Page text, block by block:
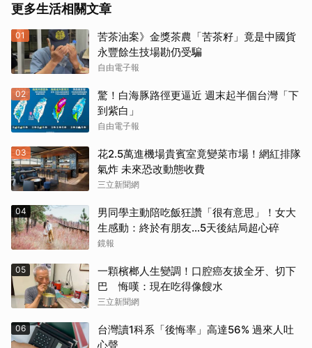
更多生活相關文章
01
苦茶油案》金獎茶農「苦茶籽」竟是中國貨
永豐餘生技場勘仍受騙
自由電子報
02
驚！白海豚路徑更逼近 週末起半個台灣「下
到紫白」
自由電子報
03
花2.5萬進機場貴賓室竟變菜市場！網紅排隊
氣炸 未來恐改動態收費
三立新聞網
04
男同學主動陪吃飯狂讚「很有意思」！女大
生感動：終於有朋友…5天後結局超心碎
鏡報
05
一顆檳榔人生變調！口腔癌友拔全牙、切下
巴 悔嘆：現在吃得像餿水
三立新聞網
06
台灣讀1科系「後悔率」高達56% 過來人吐
心聲